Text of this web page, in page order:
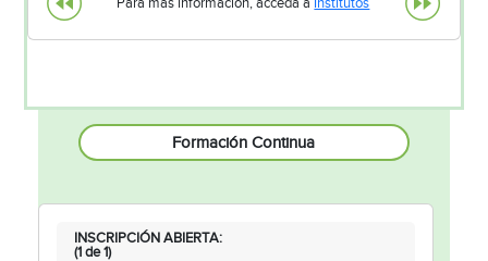
Formación Continua
INSCRIPCIÓN ABIERTA:
(1 de 1)